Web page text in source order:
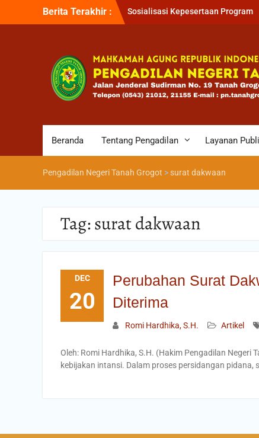
Berita Terakhir :
Sosialisasi Kepesertaan Program
Briefin Petugas PTSP Hari Senin, 3
Agustus 2026
Briefing Petugas PTSP Hari Kamis
Tanggal 6 Agustus 2026
Beranda Tentang Pengadilan Layanan
Pengadilan Negeri Tanah Grogot > surat dakwaan
Tag:surat dakwaan
DEC
20
Perubahan Surat
Diterima
Romi Hardhika, S.H. Artikel
Oleh: Romi Hardhika, S.H. (Hakim Pengadilan
kebijakan intansi. Dalam proses persidangan